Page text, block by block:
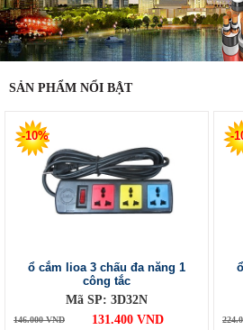
SẢN PHẨM NỔI BẬT
-10%
ổ cắm lioa 3 chấu đa năng 1
công tắc
Mã SP: 3D32N
146.000 VND 131.400 VND
-